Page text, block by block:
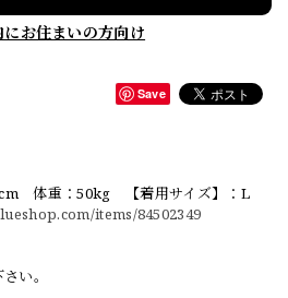
にお住まいの方向け
Save
体重：50kg 【着用サイズ】：L
items/84502349
い。